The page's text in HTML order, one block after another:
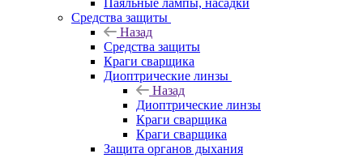
Паяльные лампы, насадки
Средства защиты
Назад
Средства защиты
Краги сварщика
Диоптрические линзы
Назад
Диоптрические линзы
Краги сварщика
Краги сварщика
Защита органов дыхания